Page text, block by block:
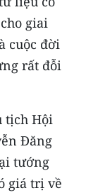
giai
cuộc đời
rất đỗi
tịch Hội
Đăng
tướng
giá trị về